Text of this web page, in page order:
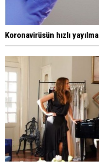
Koronavirüsün hızlı